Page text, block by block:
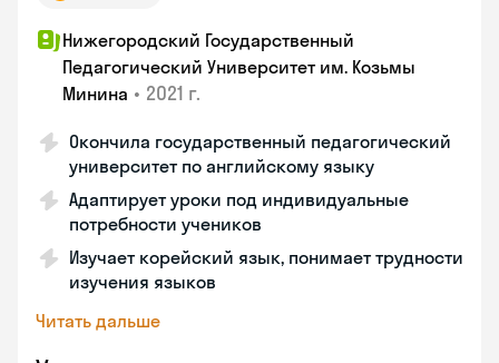
Нижегородский Государственный
Педагогический Университет им. Козьмы
Минина • 2021 г.
Окончила государственный педагогический
университет по английскому языку
Адаптирует уроки под индивидуальные
потребности учеников
Изучает корейский язык, понимает трудности
изучения языков
Читать дальше